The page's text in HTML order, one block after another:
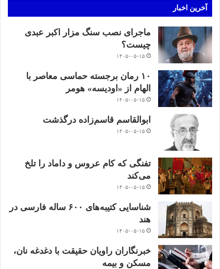
آخرین اخبار
ماجرای نصب سنگ مزار اکبر عبدی
چیست؟
۱۴۰۵-۰۵-۱۵
۱۰ رمان برجسته حماسی معاصر با
الهام از «اودیسه» هومر
۱۴۰۵-۰۵-۱۵
ابوالقاسم قاسم‌زاده درگذشت
۱۴۰۵-۰۵-۱۵
تفنگی که کام عروس و داماد را تلخ
می‌کند
۱۴۰۵-۰۵-۱۵
شناسایی کتیبه‌های ۶۰۰ ساله فارسی در
هند
۱۴۰۵-۰۵-۱۵
خبرنگاران راویان حقیقت با دغدغه نان،
مسکن و بیمه